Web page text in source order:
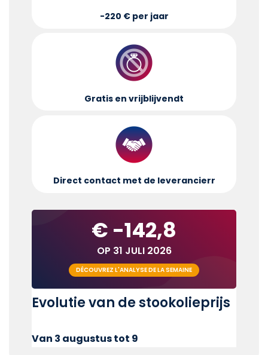
-220 € per jaar
Gratis en vrijblijvendt
Direct contact met de leverancierr
€ -142,8
OP 31 JULI 2026
DÉCOUVREZ L'ANALYSE DE LA SEMAINE
Evolutie van de stookolieprijs
Van 3 augustus tot 9